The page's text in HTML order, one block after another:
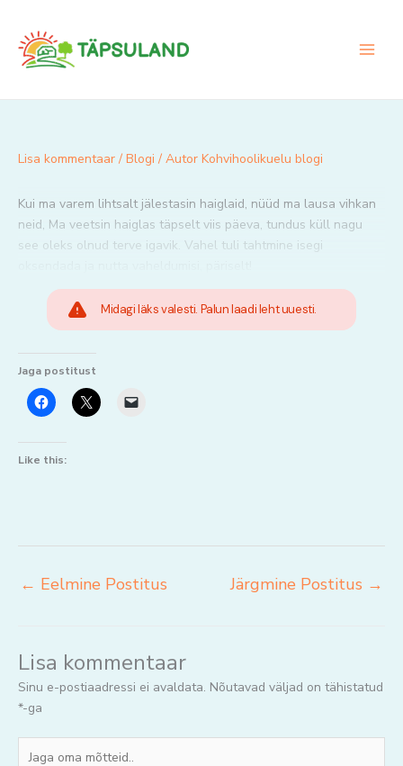
content
Lisa kommentaar / Blogi / Autor Kohvihoolikuelu blogi
Kui ma varem lihtsalt jälestasin haiglaid, nüüd ma lausa vihkan
neid, Ma veetsin haiglas täpselt viis päeva, tundus küll nagu
see oleks olnud terve igavik. Vahel tuli tahtmine isegi
Midagi läks valesti. Palun laadi leht uuesti.
Jaga postitust
Like this:
← Eelmine Postitus Järgmine Postitus →
Lisa kommentaar
Sinu e-postiaadressi ei avaldata. Nõutavad väljad on tähistatud
*-ga